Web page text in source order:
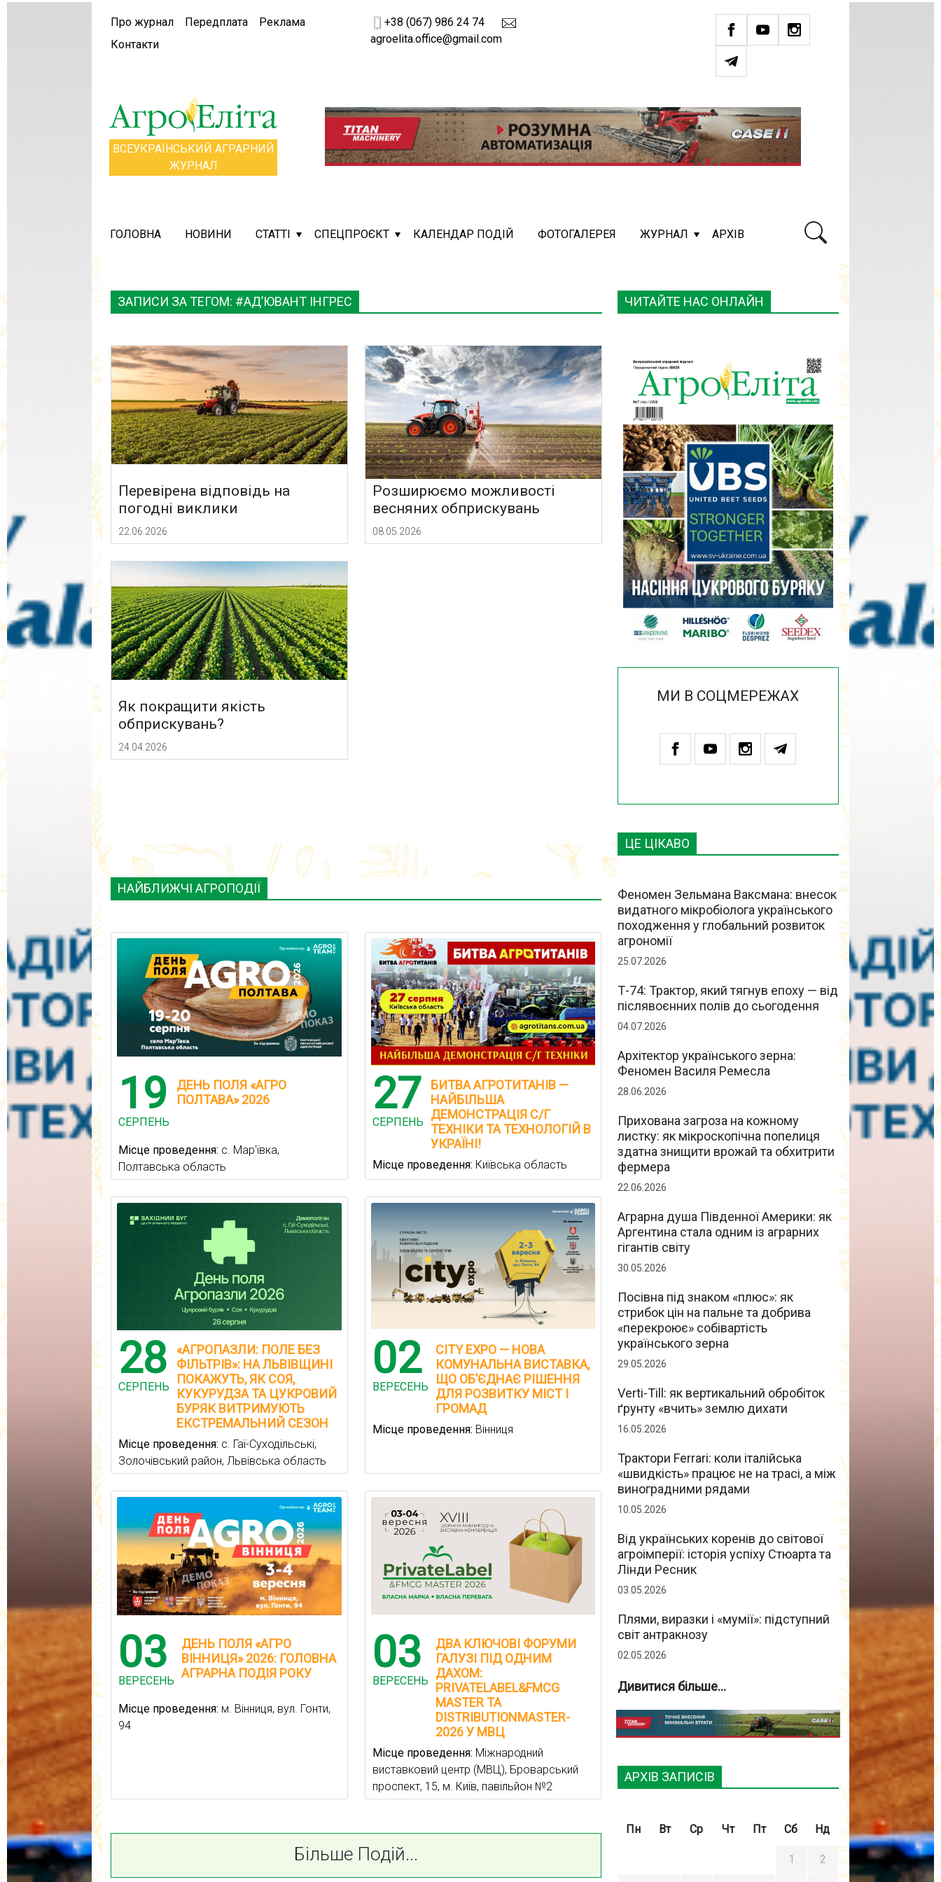
Про журнал Передплата
Реклама
Контакти
+38 (067) 986 24 74
agroelita.office@gmail.com
ВСЕУКРАЇНСЬКИЙ АГРАРНИЙ
ЖУРНАЛ
ГОЛОВНА НОВИНИ СТАТТІ СПЕЦПРОЄКТ КАЛЕНДАР ПОДІЙ ФОТОГАЛЕРЕЯ ЖУРНАЛ АРХІВ
ЧИТАЙТЕ НАС ОНЛАЙН
МИ В СОЦМЕРЕЖАХ
ЦЕ ЦІКАВО
Феномен Зельмана Ваксмана: внесок
видатного мікробіолога українського
походження у глобальний розвиток
агрономії
25.07.2026
Т-74: Трактор, який тягнув епоху — від
післявоєнних полів до сьогодення
04.07.2026
Архітектор українського зерна:
Феномен Василя Ремесла
28.06.2026
Прихована загроза на кожному
листку: як мікроскопічна попелиця
здатна знищити врожай та обхитрити
фермера
22.06.2026
Аграрна душа Південної Америки: як
Аргентина стала одним із аграрних
гігантів світу
30.05.2026
Посівна під знаком «плюс»: як
стрибок цін на пальне та добрива
«перекроює» собівартість
українського зерна
29.05.2026
Verti-Till: як вертикальний обробіток
ґрунту «вчить» землю дихати
16.05.2026
Трактори Ferrari: коли італійська
«швидкість» працює не на трасі, а між
виноградними рядами
10.05.2026
Від українських коренів до світової
агроімперії: історія успіху Стюарта та
Лінди Ресник
03.05.2026
Плями, виразки і «мумії»: підступний
світ антракнозу
02.05.2026
Дивитися більше...
АРХІВ ЗАПИСІВ
Пн Вт Ср Чт Пт Сб Нд
1 2
ЗАПИСИ ЗА ТЕГОМ: #АД’ЮВАНТ ІНГРЕС
Перевірена відповідь на
погодні виклики
22.06.2026
Розширюємо можливості
весняних обприскувань
08.05.2026
Як покращити якість
обприскувань?
24.04.2026
НАЙБЛИЖЧІ АГРОПОДІЇ
19
СЕРПЕНЬ
ДЕНЬ ПОЛЯ «АГРО
ПОЛТАВА» 2026
Місце проведення: с. Мар'ївка,
Полтавська область
27
СЕРПЕНЬ
БИТВА АГРОТИТАНІВ —
НАЙБІЛЬША
ДЕМОНСТРАЦІЯ С/Г
ТЕХНІКИ ТА ТЕХНОЛОГІЙ В
УКРАЇНІ!
Місце проведення: Київська область
28
СЕРПЕНЬ
«АГРОПАЗЛИ: ПОЛЕ БЕЗ
ФІЛЬТРІВ»: НА ЛЬВІВЩИНІ
ПОКАЖУТЬ, ЯК СОЯ,
КУКУРУДЗА ТА ЦУКРОВИЙ
БУРЯК ВИТРИМУЮТЬ
ЕКСТРЕМАЛЬНИЙ СЕЗОН
Місце проведення: с. Гаї-Суходільські,
Золочівський район, Львівська область
02
ВЕРЕСЕНЬ
CITY EXPO — НОВА
КОМУНАЛЬНА ВИСТАВКА,
ЩО ОБ’ЄДНАЄ РІШЕННЯ
ДЛЯ РОЗВИТКУ МІСТ І
ГРОМАД
Місце проведення: Вінниця
03
ВЕРЕСЕНЬ
ДЕНЬ ПОЛЯ «АГРО
ВІННИЦЯ» 2026: ГОЛОВНА
АГРАРНА ПОДІЯ РОКУ
Місце проведення: м. Вінниця, вул. Гонти,
94
03
ВЕРЕСЕНЬ
ДВА КЛЮЧОВІ ФОРУМИ
ГАЛУЗІ ПІД ОДНИМ
ДАХОМ:
PRIVATELABEL&FMCG
MASTER ТА
DISTRIBUTIONMASTER-
2026 У МВЦ
Місце проведення: Міжнародний
виставковий центр (МВЦ), Броварський
проспект, 15, м. Київ, павільйон №2
Більше Подій...